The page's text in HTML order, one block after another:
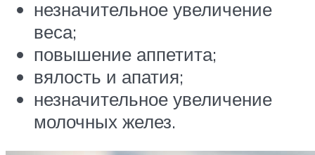
незначительное увеличение
веса;
повышение аппетита;
вялость и апатия;
незначительное увеличение
молочных желез.